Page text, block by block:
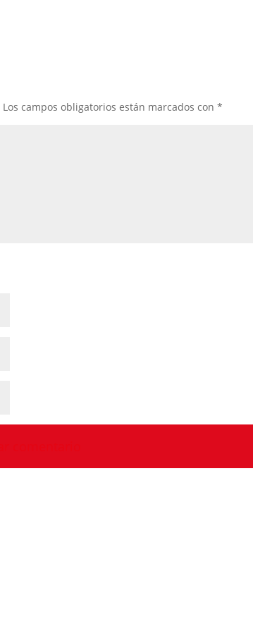
Los campos obligatorios están marcados con*